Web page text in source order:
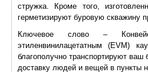
стружка. Кроме того,
герметизируют буровую скважину
Ключевое слово –
этиленвинилацетатным (EVM)
благополучно транспортируют
доставку людей и вещей в пункты